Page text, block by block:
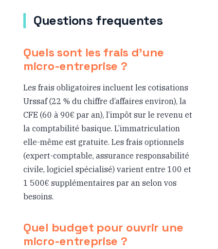
Questions frequentes
Quels sont les frais d’une
micro-entreprise ?
Les frais obligatoires incluent les cotisations
Urssaf (22 % du chiffre d’affaires environ), la
CFE (60 à 90€ par an), l’impôt sur le revenu et
la comptabilité basique. L’immatriculation
elle-même est gratuite. Les frais optionnels
(expert-comptable, assurance responsabilité
civile, logiciel spécialisé) varient entre 100 et
1 500€ supplémentaires par an selon vos
besoins.
Quel budget pour ouvrir une
micro-entreprise ?